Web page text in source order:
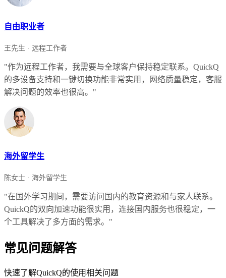
自由职业者
王先生 · 远程工作者
"作为远程工作者，我需要与全球客户保持稳定联系。QuickQ
的多设备支持和一键切换功能非常实用，网络质量稳定，客服
解决问题的效率也很高。"
海外留学生
陈女士 · 海外留学生
"在国外学习期间，需要访问国内的教育资源和与家人联系。
QuickQ的双向加速功能很实用，连接国内服务也很稳定，一
个工具解决了多方面的需求。"
常见问题解答
快速了解QuickQ的使用相关问题